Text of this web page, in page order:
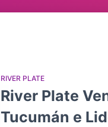
RIVER PLATE
River Plate
Tucumán e